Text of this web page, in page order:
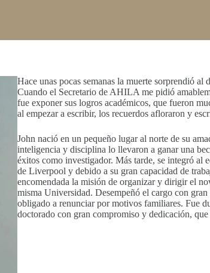
Hace unas pocas semanas la muerte sorprendió
Cuando el Secretario de AHILA me pidió
fue exponer sus logros académicos, que fueron
al empezar a escribir, los recuerdos afloraron y
John nació en un pequeño lugar al norte de su
inteligencia y disciplina lo llevaron a ganar una
éxitos como investigador. Más tarde, se integró
de Liverpool y debido a su gran capacidad de
encomendada la misión de organizar y dirigir el
misma Universidad. Desempeñó el cargo con
obligado a renunciar por motivos familiares. Fue
doctorado con gran compromiso y dedicación, que